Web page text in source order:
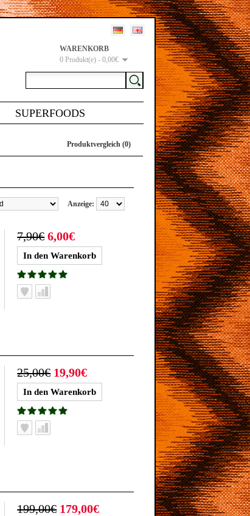
WARENKORB
0 Produkt(e) - 0,00€
SUPERFOODS
Produktvergleich (0)
Anzeige:
7,90€ 6,00€
25,00€ 19,90€
199,00€ 179,00€